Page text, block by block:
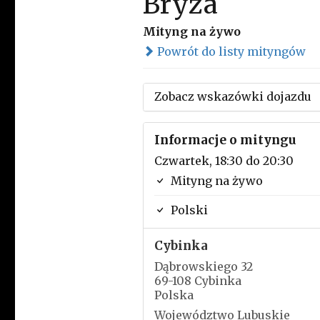
Mityng na żywo
Powrót do listy mityngów
Zobacz wskazówki dojazdu
Informacje o mityngu
Czwartek, 18:30 do 20:30
Mityng na żywo
Polski
Cybinka
Dąbrowskiego 32
69-108 Cybinka
Polska
Województwo Lubuskie